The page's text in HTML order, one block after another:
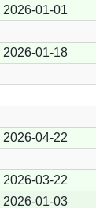
2026-01-01
2026-01-18
2026-04-22
2026-03-22
2026-01-03